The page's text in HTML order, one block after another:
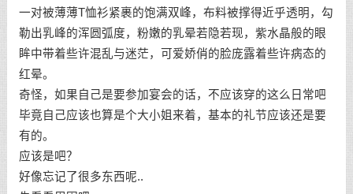
一对被薄薄T恤衫紧裹的饱满双峰，布料被撑得近乎透明，勾
勒出乳峰的浑圆弧度，粉嫩的乳晕若隐若现，紫水晶般的眼
眸中带着些许混乱与迷茫，可爱娇俏的脸庞露着些许病态的
红晕。
奇怪，如果自己是要参加宴会的话，不应该穿的这么日常吧
毕竟自己应该也算是个大小姐来着，基本的礼节应该还是要
有的。
应该是吧？
好像忘记了很多东西呢..